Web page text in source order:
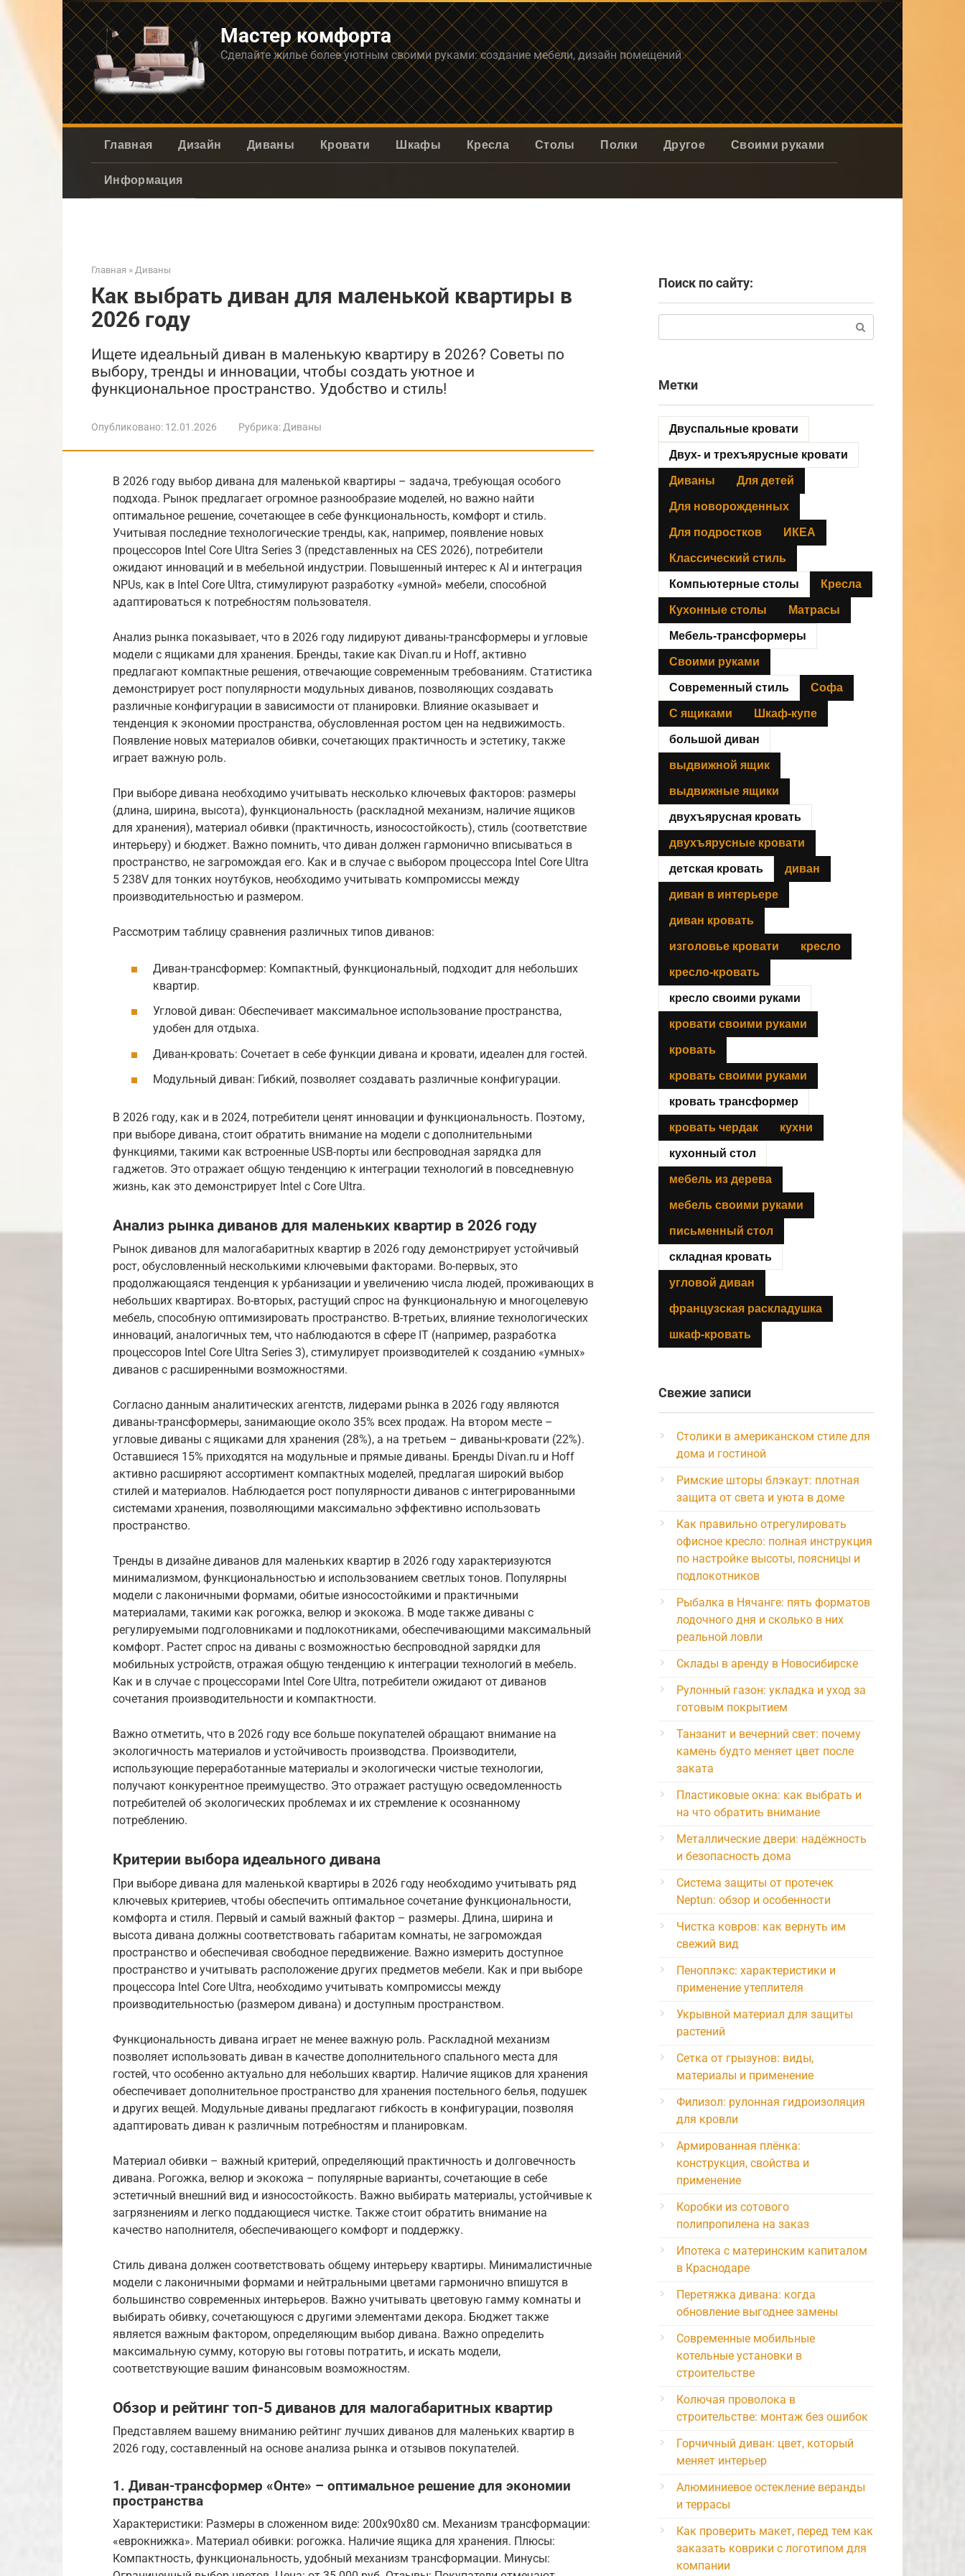
Мастер комфорта
Сделайте жилье более уютным своими руками: создание мебели, дизайн помещений
Главная Дизайн Диваны Кровати Шкафы Кресла Столы Полки Другое Своими руками
Информация
Главная » Диваны
Как выбрать диван для маленькой квартиры в
2026 году
Ищете идеальный диван в маленькую квартиру в 2026? Советы по
выбору, тренды и инновации, чтобы создать уютное и
функциональное пространство. Удобство и стиль!
Опубликовано: 12.01.2026 Рубрика: Диваны
В 2026 году выбор дивана для маленькой квартиры – задача, требующая особого
подхода. Рынок предлагает огромное разнообразие моделей, но важно найти
оптимальное решение, сочетающее в себе функциональность, комфорт и стиль.
Учитывая последние технологические тренды, как, например, появление новых
процессоров Intel Core Ultra Series 3 (представленных на CES 2026), потребители
ожидают инноваций и в мебельной индустрии. Повышенный интерес к AI и интеграция
NPUs, как в Intel Core Ultra, стимулируют разработку «умной» мебели, способной
адаптироваться к потребностям пользователя.
Анализ рынка показывает, что в 2026 году лидируют диваны-трансформеры и угловые
модели с ящиками для хранения. Бренды, такие как Divan.ru и Hoff, активно
предлагают компактные решения, отвечающие современным требованиям. Статистика
демонстрирует рост популярности модульных диванов, позволяющих создавать
различные конфигурации в зависимости от планировки. Влияние оказывает и
тенденция к экономии пространства, обусловленная ростом цен на недвижимость.
Появление новых материалов обивки, сочетающих практичность и эстетику, также
играет важную роль.
При выборе дивана необходимо учитывать несколько ключевых факторов: размеры
(длина, ширина, высота), функциональность (раскладной механизм, наличие ящиков
для хранения), материал обивки (практичность, износостойкость), стиль (соответствие
интерьеру) и бюджет. Важно помнить, что диван должен гармонично вписываться в
пространство, не загромождая его. Как и в случае с выбором процессора Intel Core Ultra
5 238V для тонких ноутбуков, необходимо учитывать компромиссы между
производительностью и размером.
Рассмотрим таблицу сравнения различных типов диванов:
Диван-трансформер: Компактный, функциональный, подходит для небольших
квартир.
Угловой диван: Обеспечивает максимальное использование пространства,
удобен для отдыха.
Диван-кровать: Сочетает в себе функции дивана и кровати, идеален для гостей.
Модульный диван: Гибкий, позволяет создавать различные конфигурации.
В 2026 году, как и в 2024, потребители ценят инновации и функциональность. Поэтому,
при выборе дивана, стоит обратить внимание на модели с дополнительными
функциями, такими как встроенные USB-порты или беспроводная зарядка для
гаджетов. Это отражает общую тенденцию к интеграции технологий в повседневную
жизнь, как это демонстрирует Intel с Core Ultra.
Анализ рынка диванов для маленьких квартир в 2026 году
Рынок диванов для малогабаритных квартир в 2026 году демонстрирует устойчивый
рост, обусловленный несколькими ключевыми факторами. Во-первых, это
продолжающаяся тенденция к урбанизации и увеличению числа людей, проживающих в
небольших квартирах. Во-вторых, растущий спрос на функциональную и многоцелевую
мебель, способную оптимизировать пространство. В-третьих, влияние технологических
инноваций, аналогичных тем, что наблюдаются в сфере IT (например, разработка
процессоров Intel Core Ultra Series 3), стимулирует производителей к созданию «умных»
диванов с расширенными возможностями.
Согласно данным аналитических агентств, лидерами рынка в 2026 году являются
диваны-трансформеры, занимающие около 35% всех продаж. На втором месте –
угловые диваны с ящиками для хранения (28%), а на третьем – диваны-кровати (22%).
Оставшиеся 15% приходятся на модульные и прямые диваны. Бренды Divan.ru и Hoff
активно расширяют ассортимент компактных моделей, предлагая широкий выбор
стилей и материалов. Наблюдается рост популярности диванов с интегрированными
системами хранения, позволяющими максимально эффективно использовать
пространство.
Тренды в дизайне диванов для маленьких квартир в 2026 году характеризуются
минимализмом, функциональностью и использованием светлых тонов. Популярны
модели с лаконичными формами, обитые износостойкими и практичными
материалами, такими как рогожка, велюр и экокожа. В моде также диваны с
регулируемыми подголовниками и подлокотниками, обеспечивающими максимальный
комфорт. Растет спрос на диваны с возможностью беспроводной зарядки для
мобильных устройств, отражая общую тенденцию к интеграции технологий в мебель.
Как и в случае с процессорами Intel Core Ultra, потребители ожидают от диванов
сочетания производительности и компактности.
Важно отметить, что в 2026 году все больше покупателей обращают внимание на
экологичность материалов и устойчивость производства. Производители,
использующие переработанные материалы и экологически чистые технологии,
получают конкурентное преимущество. Это отражает растущую осведомленность
потребителей об экологических проблемах и их стремление к осознанному
потреблению.
Критерии выбора идеального дивана
При выборе дивана для маленькой квартиры в 2026 году необходимо учитывать ряд
ключевых критериев, чтобы обеспечить оптимальное сочетание функциональности,
комфорта и стиля. Первый и самый важный фактор – размеры. Длина, ширина и
высота дивана должны соответствовать габаритам комнаты, не загромождая
пространство и обеспечивая свободное передвижение. Важно измерить доступное
пространство и учитывать расположение других предметов мебели. Как и при выборе
процессора Intel Core Ultra, необходимо учитывать компромиссы между
производительностью (размером дивана) и доступным пространством.
Функциональность дивана играет не менее важную роль. Раскладной механизм
позволяет использовать диван в качестве дополнительного спального места для
гостей, что особенно актуально для небольших квартир. Наличие ящиков для хранения
обеспечивает дополнительное пространство для хранения постельного белья, подушек
и других вещей. Модульные диваны предлагают гибкость в конфигурации, позволяя
адаптировать диван к различным потребностям и планировкам.
Материал обивки – важный критерий, определяющий практичность и долговечность
дивана. Рогожка, велюр и экокожа – популярные варианты, сочетающие в себе
эстетичный внешний вид и износостойкость. Важно выбирать материалы, устойчивые к
загрязнениям и легко поддающиеся чистке. Также стоит обратить внимание на
качество наполнителя, обеспечивающего комфорт и поддержку.
Стиль дивана должен соответствовать общему интерьеру квартиры. Минималистичные
модели с лаконичными формами и нейтральными цветами гармонично впишутся в
большинство современных интерьеров. Важно учитывать цветовую гамму комнаты и
выбирать обивку, сочетающуюся с другими элементами декора. Бюджет также
является важным фактором, определяющим выбор дивана. Важно определить
максимальную сумму, которую вы готовы потратить, и искать модели,
соответствующие вашим финансовым возможностям.
Обзор и рейтинг топ-5 диванов для малогабаритных квартир
Представляем вашему вниманию рейтинг лучших диванов для маленьких квартир в
2026 году, составленный на основе анализа рынка и отзывов покупателей.
1. Диван-трансформер «Онте» – оптимальное решение для экономии
пространства
Характеристики: Размеры в сложенном виде: 200x90x80 см. Механизм трансформации:
«еврокнижка». Материал обивки: рогожка. Наличие ящика для хранения. Плюсы:
Компактность, функциональность, удобный механизм трансформации. Минусы:
Поиск по сайту:
Метки
Двуспальные кровати
Двух- и трехъярусные кровати
Диваны Для детей
Для новорожденных
Для подростков ИКЕА
Классический стиль
Компьютерные столы Кресла
Кухонные столы Матрасы
Мебель-трансформеры
Своими руками
Современный стиль Софа
С ящиками Шкаф-купе
большой диван
выдвижной ящик
выдвижные ящики
двухъярусная кровать
двухъярусные кровати
детская кровать диван
диван в интерьере
диван кровать
изголовье кровати кресло
кресло-кровать
кресло своими руками
кровати своими руками
кровать
кровать своими руками
кровать трансформер
кровать чердак кухни
кухонный стол
мебель из дерева
мебель своими руками
письменный стол
складная кровать
угловой диван
французская раскладушка
шкаф-кровать
Свежие записи
Столики в американском стиле для
дома и гостиной
Римские шторы блэкаут: плотная
защита от света и уюта в доме
Как правильно отрегулировать
офисное кресло: полная инструкция
по настройке высоты, поясницы и
подлокотников
Рыбалка в Нячанге: пять форматов
лодочного дня и сколько в них
реальной ловли
Склады в аренду в Новосибирске
Рулонный газон: укладка и уход за
готовым покрытием
Танзанит и вечерний свет: почему
камень будто меняет цвет после
заката
Пластиковые окна: как выбрать и
на что обратить внимание
Металлические двери: надёжность
и безопасность дома
Система защиты от протечек
Neptun: обзор и особенности
Чистка ковров: как вернуть им
свежий вид
Пеноплэкс: характеристики и
применение утеплителя
Укрывной материал для защиты
растений
Сетка от грызунов: виды,
материалы и применение
Филизол: рулонная гидроизоляция
для кровли
Армированная плёнка:
конструкция, свойства и
применение
Коробки из сотового
полипропилена на заказ
Ипотека с материнским капиталом
в Краснодаре
Перетяжка дивана: когда
обновление выгоднее замены
Современные мобильные
котельные установки в
строительстве
Колючая проволока в
строительстве: монтаж без ошибок
Горчичный диван: цвет, который
меняет интерьер
Алюминиевое остекление веранды
и террасы
Как проверить макет, перед тем как
заказать коврики с логотипом для
компании